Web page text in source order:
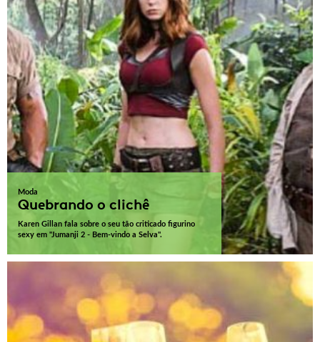
Moda
Quebrando o clichê
Karen Gillan fala sobre o seu tão criticado figurino
sexy em "Jumanji 2 - Bem-vindo a Selva".